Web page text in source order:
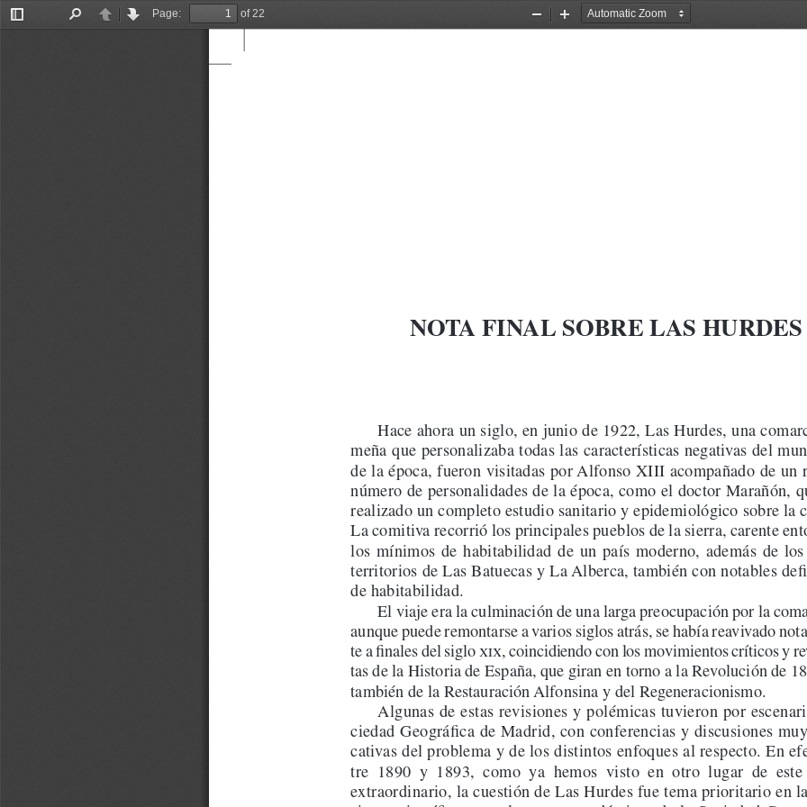
Toggle
PreviousNext
Page:
of 22
Zoom
Zoom
NOTA FINAL SOBRE LAS HURDES
Hace ahora un siglo, en junio de 1922, Las Hurdes, una
meña que personalizaba todas las características negativas del
de la época, fueron visitadas por Alfonso XIII acompañado de un
número de personalidades de la época, como el doctor Marañón,
realizado un completo estudio sanitario y epidemiológico sobre la
La comitiva recorrió los principales pueblos de la sierra, carente
los  mínimos  de  habitabilidad  de  un  país  moderno,  además  de
territorios de Las Batuecas y La Alberca, también con notables
de habitabilidad.
El viaje era la culminación de una larga preocupación por la
aunque puede remontarse a varios siglos atrás, se había reavivado
te a finales del siglo xix, coincidiendo con los movimientos críticos y
tas de la Historia de España, que giran en torno a la Revolución de
también de la Restauración Alfonsina y del Regeneracionismo.
Algunas de estas revisiones y polémicas tuvieron por
ciedad Geográfica de Madrid, con conferencias y discusiones
cativas del problema y de los distintos enfoques al respecto. En
tre  1890  y  1893,  como  ya  hemos  visto  en  otro  lugar  de
extraordinario, la cuestión de Las Hurdes fue tema prioritario en